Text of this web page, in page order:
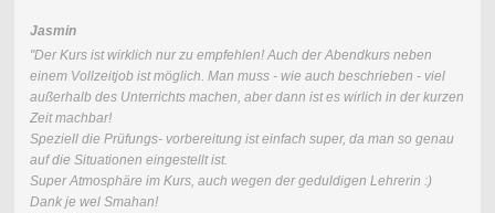
Jasmin
"Der Kurs ist wirklich nur zu empfehlen! Auch der Abendkurs neben
einem Vollzeitjob ist möglich. Man muss - wie auch beschrieben - viel
außerhalb des Unterrichts machen, aber dann ist es wirlich in der kurzen
Zeit machbar!
Speziell die Prüfungs- vorbereitung ist einfach super, da man so genau
auf die Situationen eingestellt ist.
Super Atmosphäre im Kurs, auch wegen der geduldigen Lehrerin :)
Dank je wel Smahan!